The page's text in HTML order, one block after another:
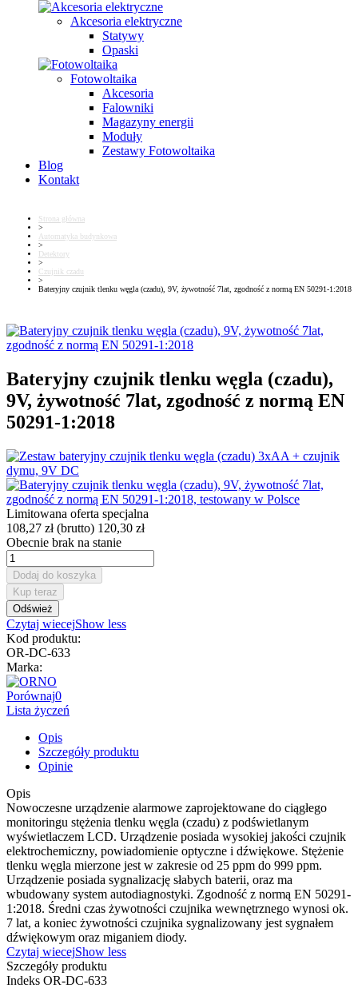
Akcesoria elektryczne
Statywy
Opaski
Fotowoltaika
Akcesoria
Falowniki
Magazyny energii
Moduły
Zestawy Fotowoltaika
Blog
Kontakt
Strona główna
>
Automatyka budynkowa
>
Detektory
>
Czujnik czadu
>
Bateryjny czujnik tlenku węgla (czadu), 9V, żywotność 7lat, zgodność z normą EN 50291-1:2018
Bateryjny czujnik tlenku węgla (czadu),
9V, żywotność 7lat, zgodność z normą EN
50291-1:2018
Limitowana oferta specjalna
108,27 zł (brutto) 120,30 zł
Obecnie brak na stanie
Dodaj do koszyka
Kup teraz
Czytaj wiecejShow less
Kod produktu:
OR-DC-633
Marka:
Porównaj0
Lista życzeń
Opis
Szczegóły produktu
Opinie
Opis
Nowoczesne urządzenie alarmowe zaprojektowane do ciągłego
monitoringu stężenia tlenku węgla (czadu) z podświetlanym
wyświetlaczem LCD. Urządzenie posiada wysokiej jakości czujnik
elektrochemiczny, powiadomienie optyczne i dźwiękowe. Stężenie
tlenku węgla mierzone jest w zakresie od 25 ppm do 999 ppm.
Urządzenie posiada sygnalizację słabych baterii, oraz ma
wbudowany system autodiagnostyki. Zgodność z normą EN 50291-
1:2018. Średni czas żywotności czujnika wewnętrznego wynosi ok.
7 lat, a koniec żywotności czujnika sygnalizowany jest sygnałem
dźwiękowym oraz miganiem diody.
Czytaj wiecejShow less
Szczegóły produktu
Indeks OR-DC-633